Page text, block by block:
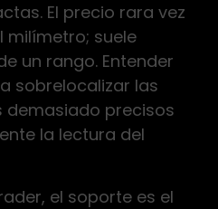
El precio rara vez
milímetro; suele
un rango. Entender
sobrelocalizar las
demasiado precisos
la lectura del
el soporte es el